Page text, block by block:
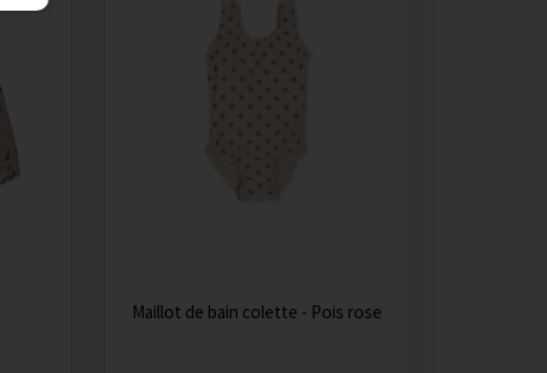
Maillot de bain colette - Pois rose